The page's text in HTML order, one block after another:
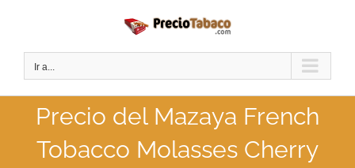
contenido
Ir a...
Precio del Mazaya French
Tobacco Molasses Cherry